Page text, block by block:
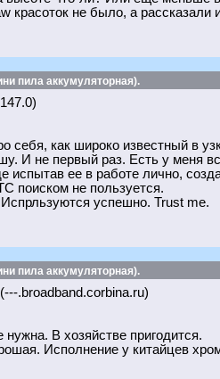
красоток не было, а
пила аккумуляторная).
себя, как широко известный в
И не первый раз. Есть у меня
испытав ее в работе лично,
поиском не пользуется.
успешно. Trust me.
пила аккумуляторная).
(---.broadband.corbina.ru)
В хозяйстве пригодится.
Исполнение у китайцев